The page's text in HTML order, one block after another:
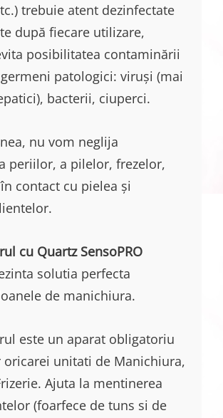
trebuie atent dezinfectate
după fiecare utilizare,
posibilitatea contaminării
patologici: viruși (mai
bacterii, ciuperci.
nu vom neglija
periilor, a pilelor, frezelor,
contact cu pielea și
cu Quartz SensoPRO
solutia perfecta
de manichiura.
este un aparat obligatoriu
oricarei unitati de Manichiura,
Ajuta la mentinerea
(foarfece de tuns si de